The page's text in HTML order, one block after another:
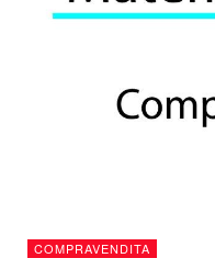
COMPRAVENDITA